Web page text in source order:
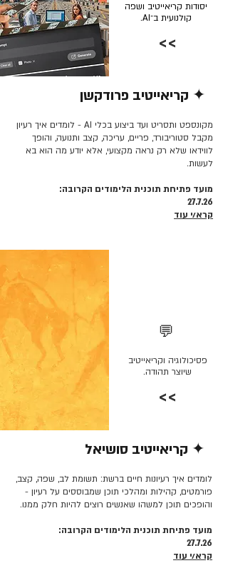
יסודות קריאייטיב ושפה
קולנועית ב־AI.
>>
✦ קריאייטיב פרודקשן
מקונספט ותסריט ועד ביצוע בכלי AI - לומדים איך רעיון
מקבל סטוריבורד, פריים, עריכה, קצב ותנועה, והופך
לווידאו שלא רק נראה מקצועי, אלא יודע מה הוא בא
לעשות.
מועד פתיחת תוכנית הלימודים הקרובה:
27.7.26
קרא/י עוד
💬
פסיכולוגיה וקריאייטיב
שיוצר תהודה.
>>
✦ קריאייטיב סושיאל
לומדים איך רעיונות חיים ברשת: תשומת לב, שפה, קצב,
פורמטים, קהילות ומהלכי תוכן שמבוססים על רעיון -
והופכים תוכן למשהו שאנשים רוצים להיות חלק ממנו.
מועד פתיחת תוכנית הלימודים הקרובה:
27.7.26
קרא/י עוד